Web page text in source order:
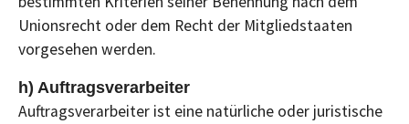
Unionsrecht oder dem Recht der Mitgliedstaaten
vorgesehen werden.
h) Auftragsverarbeiter
Auftragsverarbeiter ist eine natürliche oder juristische